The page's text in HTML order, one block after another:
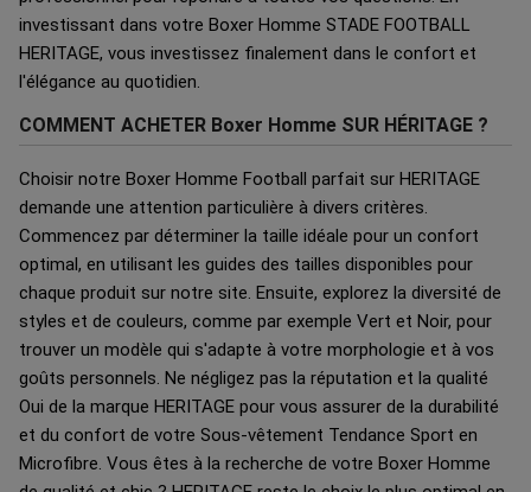
investissant dans votre Boxer Homme STADE FOOTBALL
HERITAGE, vous investissez finalement dans le confort et
l'élégance au quotidien.
COMMENT ACHETER Boxer Homme SUR HÉRITAGE ?
Choisir notre Boxer Homme Football parfait sur HERITAGE
demande une attention particulière à divers critères.
Commencez par déterminer la taille idéale pour un confort
optimal, en utilisant les guides des tailles disponibles pour
chaque produit sur notre site. Ensuite, explorez la diversité de
styles et de couleurs, comme par exemple Vert et Noir, pour
trouver un modèle qui s'adapte à votre morphologie et à vos
goûts personnels. Ne négligez pas la réputation et la qualité
Oui de la marque HERITAGE pour vous assurer de la durabilité
et du confort de votre Sous-vêtement Tendance Sport en
Microfibre. Vous êtes à la recherche de votre Boxer Homme